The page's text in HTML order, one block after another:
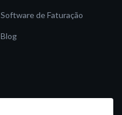
Software de Faturação
Blog